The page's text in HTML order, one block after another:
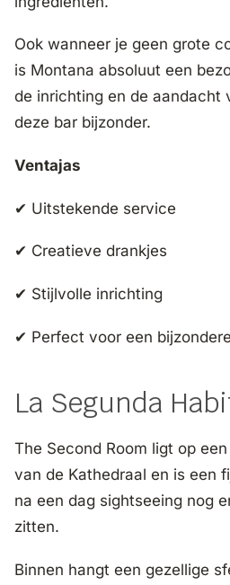
Ook wanneer je geen grote
is Montana absoluut een
de inrichting en de aandacht
deze bar bijzonder.
Ventajas
✔ Uitstekende service
✔ Creatieve drankjes
✔ Stijlvolle inrichting
✔ Perfect voor een
La Segunda
The Second Room ligt op
van de Kathedraal en is een
na een dag sightseeing nog
zitten.
Binnen hangt een gezellige